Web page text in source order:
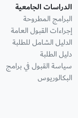
الدراسات الجامعية
البرامج المطروحة
إجراءات القبول العامة
الدليل الشامل للطلبة
دليل الطلبة
سياسة القبول في برامج
البكالوريوس